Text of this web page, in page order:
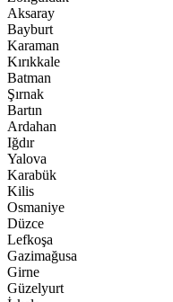
Aksaray
Bayburt
Karaman
Kırıkkale
Batman
Şırnak
Bartın
Ardahan
Iğdır
Yalova
Karabük
Kilis
Osmaniye
Düzce
Lefkoşa
Gazimağusa
Girne
Güzelyurt